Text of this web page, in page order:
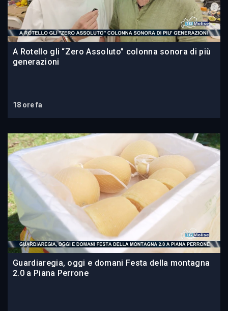
A Rotello gli “Zero Assoluto” colonna sonora di più
generazioni
18 ore fa
Guardiaregia, oggi e domani Festa della montagna
2.0 a Piana Perrone